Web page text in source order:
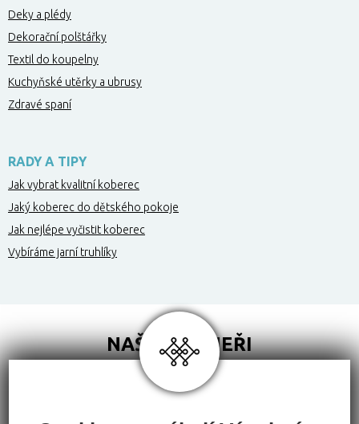
Deky a plédy
Dekorační polštářky
Textil do koupelny
Kuchyňské utěrky a ubrusy
Zdravé spaní
RADY A TIPY
Jak vybrat kvalitní koberec
Jaký koberec do dětského pokoje
Jak nejlépe vyčistit koberec
Vybíráme jarní truhlíky
NAŠI PARTNEŘI